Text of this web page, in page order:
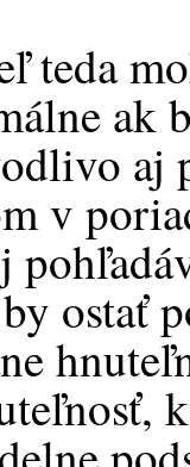
teda
ak
aj
v
ostať